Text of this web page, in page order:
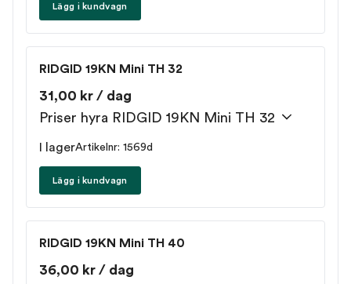
Lägg i kundvagn
RIDGID 19KN Mini TH 32
31,00 kr / dag
Priser hyra RIDGID 19KN Mini TH 32
I lagerArtikelnr: 1569d
Lägg i kundvagn
RIDGID 19KN Mini TH 40
36,00 kr / dag